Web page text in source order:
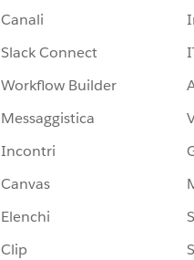
Canali
Slack Connect
Workflow Builder
Messaggistica
Incontri
Canvas
Elenchi
Clip